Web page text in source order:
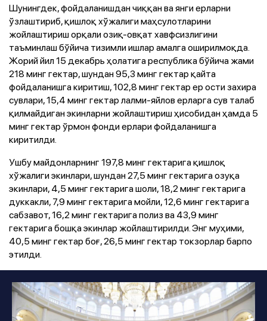
Шунингдек, фойдаланишдан чиққан ва янги ерларни
ўзлаштириб, қишлоқ хўжалиги маҳсулотларини
жойлаштириш орқали озиқ-овқат хавфсизлигини
таъминлаш бўйича тизимли ишлар амалга оширилмоқда.
Жорий йил 15 декабрь ҳолатига республика бўйича жами
218 минг гектар, шундан 95,3 минг гектар қайта
фойдаланишга киритиш, 102,8 минг гектар ер ости захира
сувлари, 15,4 минг гектар лалми-яйлов ерларга сув талаб
қилмайдиган экинларни жойлаштириш ҳисобидан ҳамда 5
минг гектар ўрмон фонди ерлари фойдаланишга
киритилди.
Ушбу майдонларнинг 197,8 минг гектарига қишлоқ
хўжалиги экинлари, шундан 27,5 минг гектарига озуқа
экинлари, 4,5 минг гектарига шоли, 18,2 минг гектарига
дуккакли, 7,9 минг гектарига мойли, 12,6 минг гектарига
сабзавот, 16,2 минг гектарига полиз ва 43,9 минг
гектарига бошқа экинлар жойлаштирилди. Энг муҳими,
40,5 минг гектар боғ, 26,5 минг гектар токзорлар барпо
этилди.